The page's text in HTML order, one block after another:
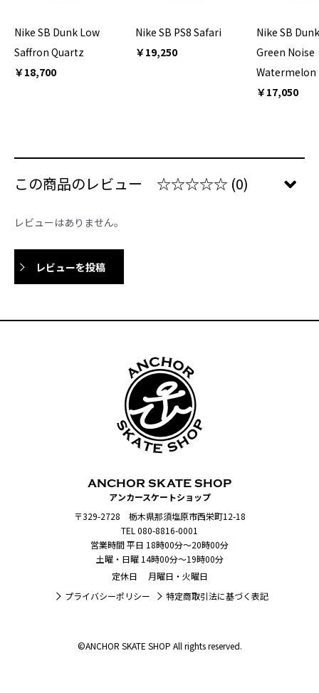
Nike SB Dunk Low
Saffron Quartz
￥18,700
Nike SB PS8 Safari
￥19,250
Nike SB
Green Noise
Watermelon
￥17,050
この商品のレビュー ☆☆☆☆☆ (0)
レビューはありません。
レビューを投稿
ANCHOR SKATE SHOP
アンカースケートショップ
〒329-2728 栃木県那須塩原市西栄町12-18
TEL 080-8816-0001
営業時間 平日 18時00分～20時00分
土曜・日曜 14時00分～19時00分
定休日 月曜日・火曜日
プライバシーポリシー
特定商取引法に基づく表記
©ANCHOR SKATE SHOP All rights reserved.